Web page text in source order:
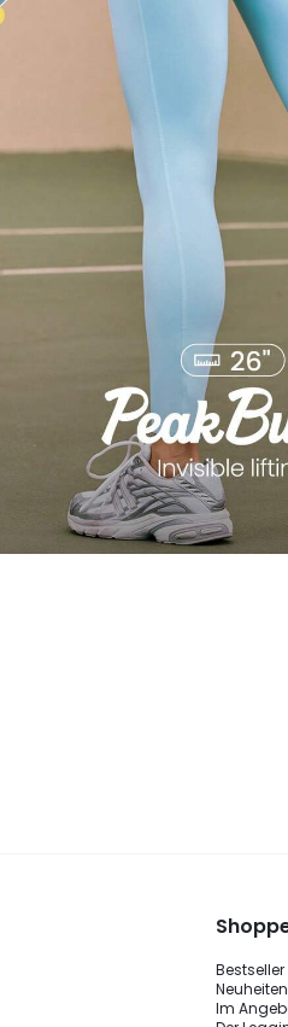
Bestseller
Neuheiten
Im